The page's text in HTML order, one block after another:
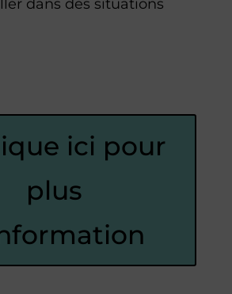
dans des situations
ici pour
plus